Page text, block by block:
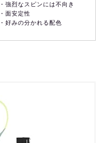
・強烈なスピンには不向き
・面安定性
・好みの分かれる配色